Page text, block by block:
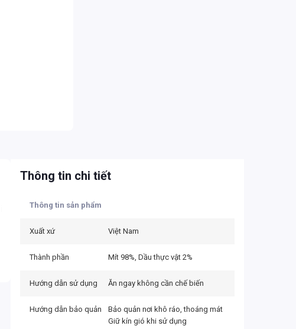
Thông tin chi tiết
Thông tin sản phẩm
Xuất xứ Việt Nam
Thành phần Mít 98%, Dầu thực vật 2%
Hướng dẫn sử dụng Ăn ngay không cần chế biến
Hướng dẫn bảo quản
Bảo quản nơi khô ráo, thoáng mát
Giữ kín gió khi sử dụng